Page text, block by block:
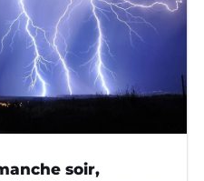
soir,